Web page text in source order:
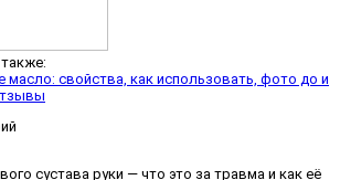
масло: свойства, как использовать, фото до и